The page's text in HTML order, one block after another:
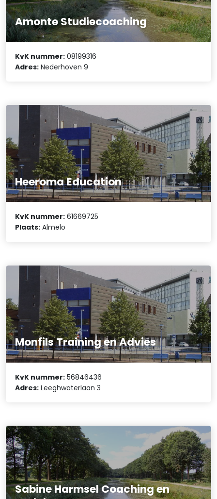
Amonte Studiecoaching
KvK nummer: 08199316
Adres: Nederhoven 9
Heeroma Education
KvK nummer: 61669725
Plaats: Almelo
Monfils Training en Advies
KvK nummer: 56846436
Adres: Leeghwaterlaan 3
Sabine Harmsel Coaching en